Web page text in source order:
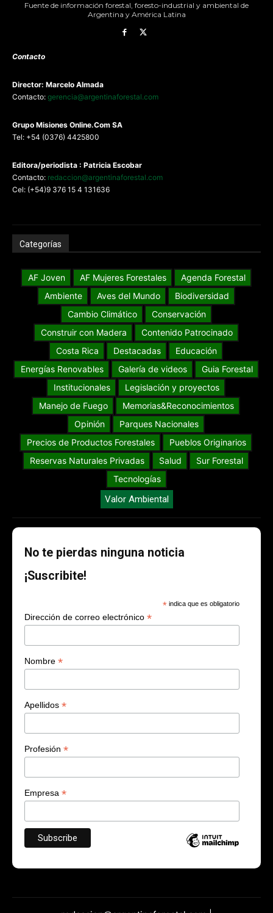
Fuente de información forestal, foresto-industrial y ambiental de
Argentina y América Latina
Contacto
Director: Marcelo Almada
Contacto: gerencia@argentinaforestal.com
Grupo Misiones Online.Com SA
Tel: +54 (0376) 4425800
Editora/periodista : Patricia Escobar
Contacto: redaccion@argentinaforestal.com
Cel: (+54)9 376 15 4 131636
Categorías
AF Joven AF Mujeres Forestales
Agenda Forestal
Ambiente
Aves del Mundo
Biodiversidad
Cambio Climático
Conservación
Construir con Madera
Contenido Patrocinado
Costa Rica
Destacadas
Educación
Energías Renovables
Galería de videos
Guia Forestal
Institucionales
Legislación y proyectos
Manejo de Fuego
Memorias&Reconocimientos
Opinión
Parques Nacionales
Precios de Productos Forestales
Pueblos Originarios
Reservas Naturales Privadas
Salud
Sur Forestal
Tecnologías
Valor Ambiental
No te pierdas ninguna noticia
¡Suscribite!
* indica que es obligatorio
Dirección de correo electrónico *
Nombre *
Apellidos *
Profesión *
Empresa *